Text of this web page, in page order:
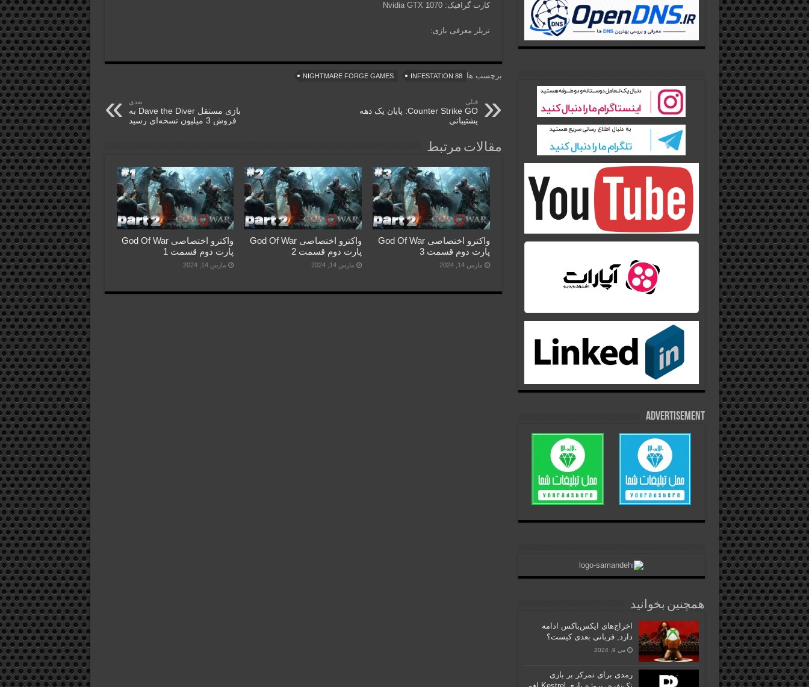
کارت گرافیک: Nvidia GTX 1070
تریلر معرفی بازی:
برچسب ها INFESTATION 88
NIGHTMARE FORGE GAMES
قبلی
Counter Strike GO: پایان یک دهه
پشتیبانی
بعدی
بازی مستقل Dave the Diver به
فروش 3 میلیون نسخه‌ای رسید
مقالات مرتبط
واکترو اختصاصی God Of War
پارت دوم قسمت 3
مارس 14, 2024
واکترو اختصاصی God Of War
پارت دوم قسمت 2
مارس 14, 2024
واکترو اختصاصی God Of War
پارت دوم قسمت 1
مارس 14, 2024
Advertisement
همچنین بخوانید
اخراج‌های ایکس‌باکس ادامه
دارد, قربانی بعدی کیست؟
می 9, 2024
رمدی برای تمرکز بر بازی